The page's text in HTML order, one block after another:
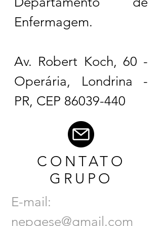
Enfermagem.
Av. Robert Koch, 60 -
Operária, Londrina -
PR, CEP 86039-440
CONTATO
GRUPO
E-mail:
nepgese@gmail.com